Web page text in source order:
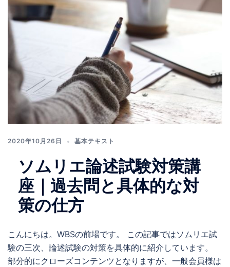
2020年10月26日 基本テキスト
ソムリエ論述試験対策講
座｜過去問と具体的な対
策の仕方
こんにちは。WBSの前場です。 この記事ではソムリエ試
験の三次、論述試験の対策を具体的に紹介しています。
部分的にクローズコンテンツとなりますが、一般会員様は